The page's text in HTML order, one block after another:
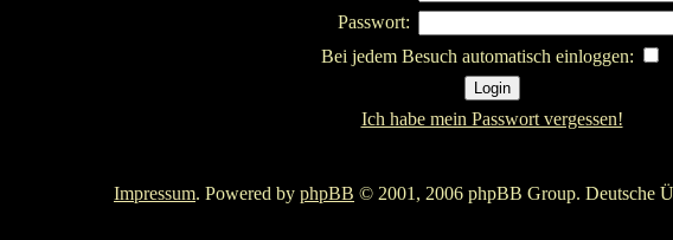
Passwort:
Bei jedem Besuch automatisch einloggen:
Ich habe mein Passwort vergessen!
Impressum. Powered by phpBB © 2001, 2006 phpBB Group. Deutsche